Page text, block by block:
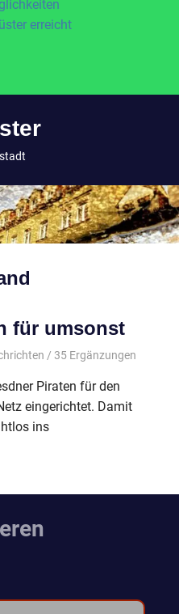
erreicht
für umsonst
/ 35 Ergänzungen
Piraten für den
eingerichtet. Damit
ins